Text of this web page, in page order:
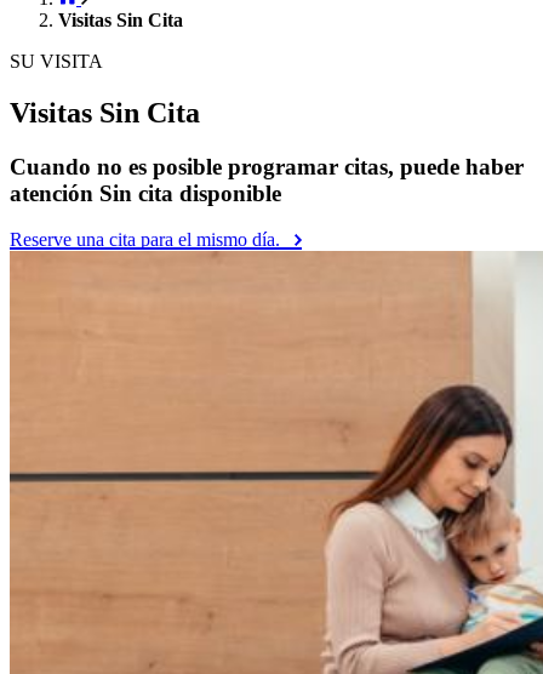
Visitas Sin Cita
SU VISITA
Visitas Sin Cita
Cuando no es posible programar citas, puede haber
atención Sin cita disponible
Reserve una cita para el mismo día.